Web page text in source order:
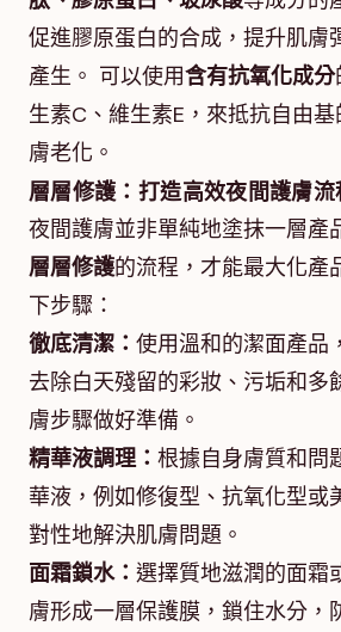
促進膠原蛋白的合成，提升肌膚
產生。 可以使用含有抗氧化成分
生素C、維生素E，來抵抗自由
膚老化。
層層修護：打造高效夜間護膚流
夜間護膚並非單純地塗抹一層產
層層修護的流程，才能最大化產
下步驟：
徹底清潔： 使用溫和的潔面產品
去除白天殘留的彩妝、污垢和多
膚步驟做好準備。
精華液調理： 根據自身膚質和問
華液，例如修復型、抗氧化型或
對性地解決肌膚問題。
面霜鎖水： 選擇質地滋潤的面霜
膚形成一層保護膜，鎖住水分，